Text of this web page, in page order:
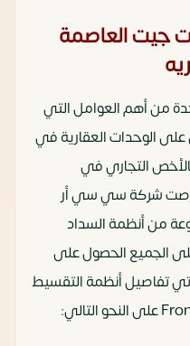
جيت العاصمة
من أهم العوامل التي
الوحدات العقارية في
التجاري في
حرصت شركة سي سي أر
من أنظمة السداد
الجميع الحصول على
تفاصيل أنظمة التقسيط